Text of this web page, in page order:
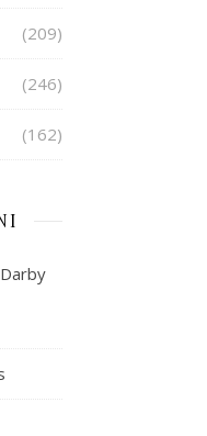
(209)
(246)
(162)